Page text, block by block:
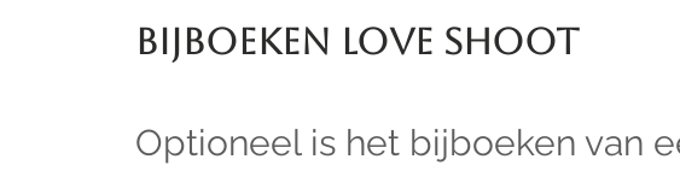
Bijboeken love shoot
Optioneel is het bijboeken van